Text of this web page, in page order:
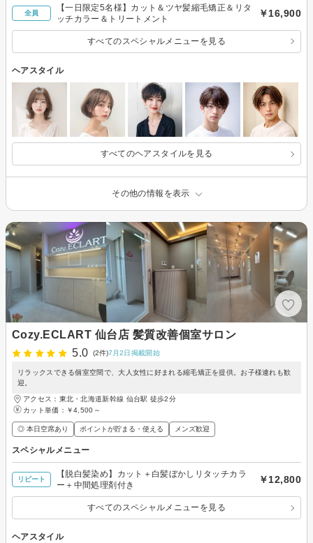
全員
【一日限定5名様】カット＆ツヤ髪縮毛矯正＆リタ
ッチカラー＆トリートメント
￥16,900
すべてのスペシャルメニューを見る
ヘアスタイル
すべてのヘアスタイルを見る
その他の情報を表示
Cozy.ECLART 仙台店 髪質改善個室サロン
5.0
(2件)7月2日掲載開始
リラックスできる個室空間で、大人女性に好まれる縮毛矯正を提供。お子様連れも歓
迎。
アクセス：東北・北海道新幹線 仙台駅 徒歩2分
カット単価： ￥4,500～
◎ 本日空席あり ポイントが貯まる・使える メンズ歓迎
スペシャルメニュー
リピート
【脱白髪染め】カット＋白髪ぼかしリタッチカラ
ー＋中間処理剤付き
￥12,800
すべてのスペシャルメニューを見る
ヘアスタイル